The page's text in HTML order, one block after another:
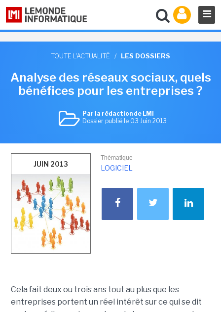
TOUTE L'ACTUALITÉ / LES DOSSIERS
Analyse des réseaux sociaux, quels
bénéfices pour les entreprises ?
Par la rédaction de LMI
Dossier publié le 03 Juin 2013
JUIN 2013
Thématique
LOGICIEL
Cela fait deux ou trois ans tout au plus que les
entreprises portent un réel intérêt sur ce qui se dit